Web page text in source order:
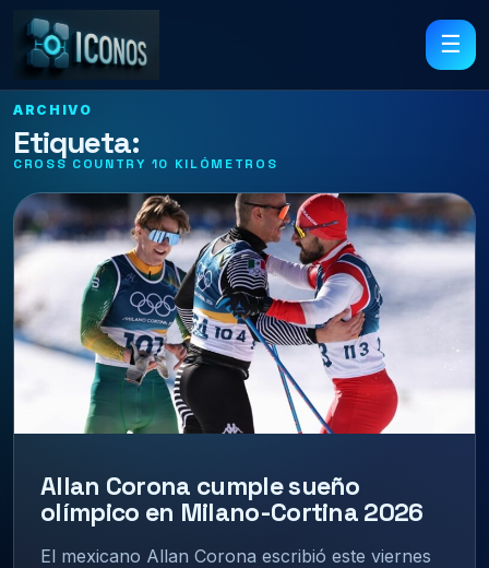
☰
ARCHIVO
Etiqueta:
CROSS COUNTRY 10 KILÓMETROS
Allan Corona cumple sueño
olímpico en Milano-Cortina 2026
El mexicano Allan Corona escribió este viernes